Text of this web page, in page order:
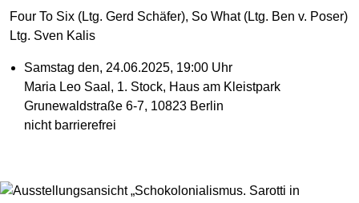
Four To Six (Ltg. Gerd Schäfer), So What (Ltg. Ben v. Poser)
Ltg. Sven Kalis
Samstag den, 24.06.2025, 19:00 Uhr
Maria Leo Saal, 1. Stock, Haus am Kleistpark
Grunewaldstraße 6-7, 10823 Berlin
nicht barrierefrei